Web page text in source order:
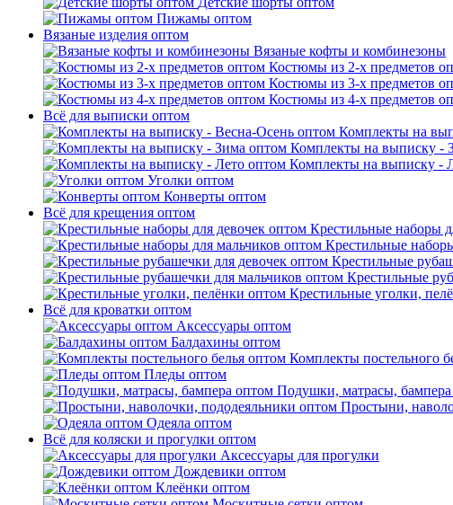
Пижамы оптом
Вязаные изделия оптом
Вязаные кофты и комбинезоны
Костюмы из 2-х предметов
Костюмы из 3-х предметов
Костюмы из 4-х предметов
Всё для выписки оптом
Комплекты на
Комплекты на выписку -
Комплекты на выписку -
Уголки оптом
Конверты оптом
Всё для крещения оптом
Крестильные наборы
Крестильные
Крестильные
Крестильные
Крестильные уголки,
Всё для кроватки оптом
Аксессуары оптом
Балдахины оптом
Комплекты постельного
Пледы оптом
Подушки, матрасы,
Простыни,
Одеяла оптом
Всё для коляски и прогулки оптом
Аксессуары для прогулки
Дождевики оптом
Клеёнки оптом